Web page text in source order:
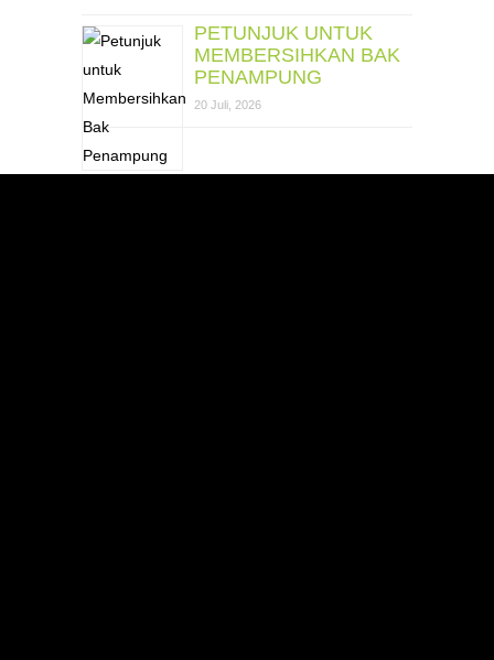
PETUNJUK UNTUK
MEMBERSIHKAN BAK
PENAMPUNG
20 Juli, 2026